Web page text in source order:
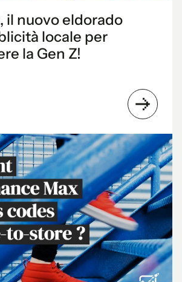
il nuovo eldorado
locale per
la Gen Z!